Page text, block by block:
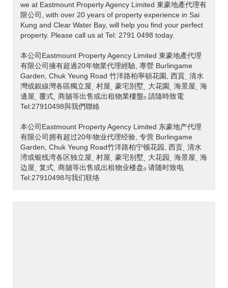
we at Eastmount Property Agency Limited 東豪地產代理有
限公司, with over 20 years of property experience in Sai
Kung and Clear Water Bay, will help you find your perfect
property. Please call us at Tel: 2791 0498 today.
本公司Eastmount Property Agency Limited 東豪地產代理
有限公司擁有超過20年物業代理經驗, 專營 Burlingame
Garden, Chuk Yeung Road 竹洋路柏寧頓花園, 西貢ˎ 清水
灣或銀線灣各區獨立屋ˎ 村屋ˎ 豪宅別墅ˎ 大花園ˎ 海景屋ˎ 海
邊屋ˎ 覆式ˎ 商舖等出售或出租物業樓盤ₒ 請隨時致電
Tel:27910498與我們聯絡
本公司Eastmount Property Agency Limited 东豪地产代理
有限公司拥有超过20年物业代理经验, 专营 Burlingame
Garden, Chuk Yeung Road竹洋路柏宁顿花园, 西贡ˎ 清水
湾或银线湾各区独立屋ˎ 村屋ˎ 豪宅别墅ˎ 大花园ˎ 海景屋ˎ 海
边屋ˎ 复式ˎ 商舖等出售或出租物业楼盘ₒ 请随时致电
Tel:27910498与我们联络